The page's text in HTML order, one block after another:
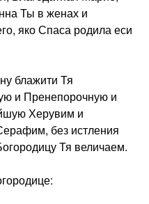
Ты в женах и
яко Спаса родила еси
блажити Тя
и Пренепорочную и
Херувим и
без истления
Тя величаем.